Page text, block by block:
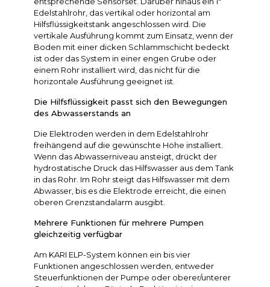
Edelstahlrohr, das vertikal oder horizontal am
Hilfsflüssigkeitstank angeschlossen wird. Die
vertikale Ausführung kommt zum Einsatz, wenn der
Boden mit einer dicken Schlammschicht bedeckt
ist oder das System in einer engen Grube oder
einem Rohr installiert wird, das nicht für die
horizontale Ausführung geeignet ist.
Die Hilfsflüssigkeit passt sich den Bewegungen
des Abwasserstands an
Die Elektroden werden in dem Edelstahlrohr
freihängend auf die gewünschte Höhe installiert.
Wenn das Abwasserniveau ansteigt, drückt der
hydrostatische Druck das Hilfswasser aus dem Tank
in das Rohr. Im Rohr steigt das Hilfswasser mit dem
Abwasser, bis es die Elektrode erreicht, die einen
oberen Grenzstandalarm ausgibt.
Mehrere Funktionen für mehrere Pumpen
gleichzeitig verfügbar
Am KARI ELP-System können ein bis vier
Funktionen angeschlossen werden, entweder
Steuerfunktionen der Pumpe oder oberer/unterer